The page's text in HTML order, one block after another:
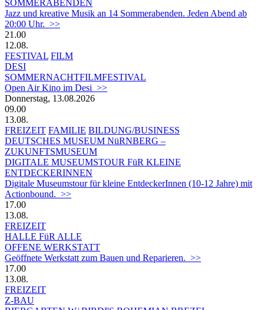
SOMMERABENDEN
Jazz und kreative Musik an 14 Sommerabenden. Jeden Abend ab
20:00 Uhr. >>
21.00
12.08.
FESTIVAL FILM
DESI
SOMMERNACHTFILMFESTIVAL
Open Air Kino im Desi >>
Donnerstag, 13.08.2026
09.00
13.08.
FREIZEIT FAMILIE BILDUNG/BUSINESS
DEUTSCHES MUSEUM NüRNBERG –
ZUKUNFTSMUSEUM
DIGITALE MUSEUMSTOUR FüR KLEINE
ENTDECKERINNEN
Digitale Museumstour für kleine EntdeckerInnen (10-12 Jahre) mit
Actionbound. >>
17.00
13.08.
FREIZEIT
HALLE FüR ALLE
OFFENE WERKSTATT
Geöffnete Werkstatt zum Bauen und Reparieren. >>
17.00
13.08.
FREIZEIT
Z-BAU